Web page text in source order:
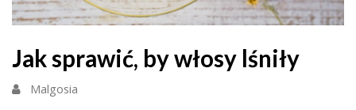
Jak sprawić, by włosy lśniły
Malgosia